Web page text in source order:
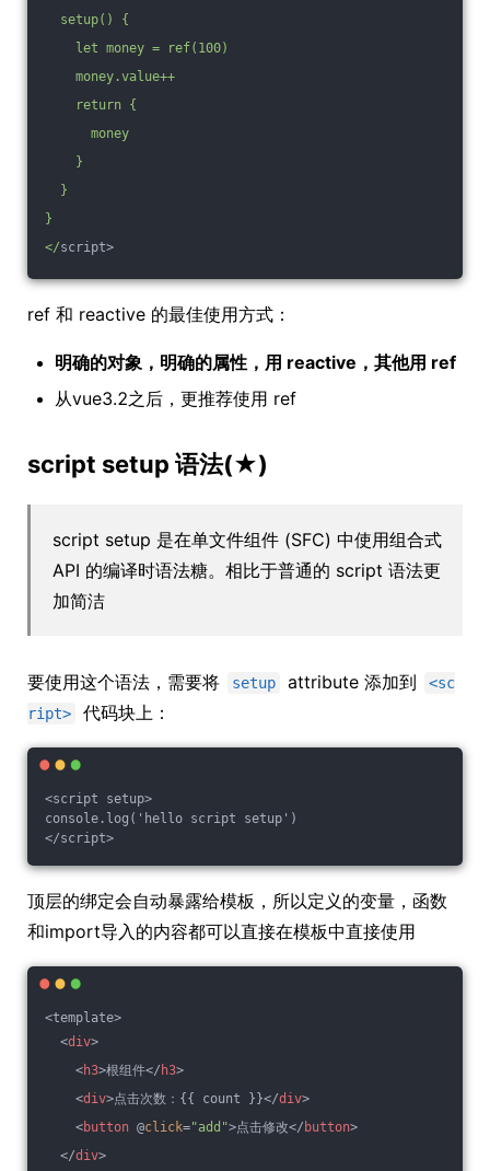
setup() {
let money = ref(100)
money.value++
return {
money
}
}
}
</script>
ref 和 reactive 的最佳使用方式：
明确的对象，明确的属性，用 reactive，其他用 ref
从vue3.2之后，更推荐使用 ref
script setup 语法(★)
script setup 是在单文件组件 (SFC) 中使用组合式
API 的编译时语法糖。相比于普通的 script 语法更
加简洁
要使用这个语法，需要将 setup attribute 添加到
<sc
ript>
代码块上：
<script setup>
console.log('hello script setup')
顶层的绑定会自动暴露给模板，所以定义的变量，函数
和import导入的内容都可以直接在模板中直接使用
<template>
<div>
<h3>根组件</ h3>
<div>点击次数：{{ count }}</div>
<button @click="add">点击修改</ button>
</div>